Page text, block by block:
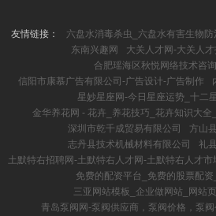
或支柱犬。 3. **边境牧羊犬**
习才智强，是牧羊高手，也极
客犬**：明智且明锐，能速即
是优秀的格局追随者
友情链接：
六盘水消毒杀虫_六盘水有害生物
东南兴趣网
大关人才网-大关人
合肥瑶海区秋悦网络技术咨
信阳市康慕广告有限公司-广告设计-广告制作
星妙星座网-今日星座运势_十二
金华养花网 - 花卉_养花技巧_花卉知识大全
深圳市乾千成贸易有限公司
方山
志丹县技术机械材料有限公司
礼
土默特右招聘网-土默特右人才网-土默特右人才市
免费的配资平台_免费的股票配
三亚网站模板_企业做网站_网站
青岛泵阀网-泵阀供应商，泵阀价格，泵阀